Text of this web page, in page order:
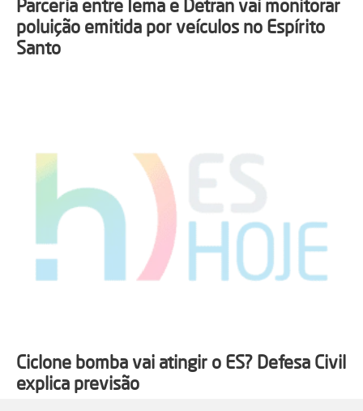
Parceria entre Iema e Detran vai monitorar
poluição emitida por veículos no Espírito
Santo
Ciclone bomba vai atingir o ES? Defesa Civil
explica previsão